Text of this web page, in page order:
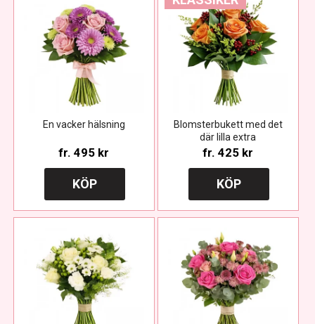
En vacker hälsning
fr. 495 kr
KÖP
Blomsterbukett med det
där lilla extra
fr. 425 kr
KÖP